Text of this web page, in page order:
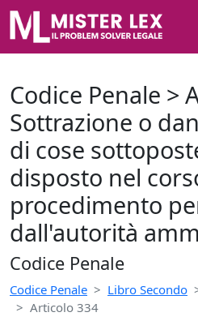
Codice Penale >
Sottrazione o
di cose
disposto nel
procedimento
dall'autorità
Codice Penale
Codice Penale Libro Secondo
Articolo 334